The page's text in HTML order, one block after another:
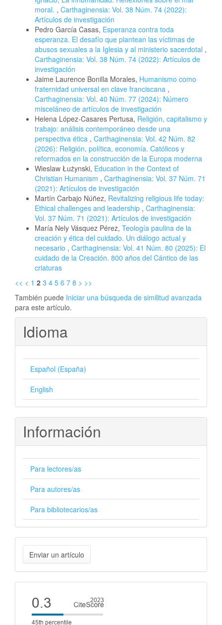
moral. , Carthaginensia: Vol. 38 Núm. 74 (2022):
Artículos de investigación
Pedro García Casas, Esperanza contra toda
esperanza. El desafío que plantean las víctimas de
abusos sexuales a la Iglesia y al ministerio sacerdotal ,
Carthaginensia: Vol. 38 Núm. 74 (2022): Artículos de
investigación
Jaime Laurence Bonilla Morales, Humanismo como
fraternidad universal en clave franciscana ,
Carthaginensia: Vol. 40 Núm. 77 (2024): Número
misceláneo de artículos de investigación
Helena López-Casares Pertusa, Religión, capitalismo y
trabajo: análisis contemporáneo desde una
perspectiva ética , Carthaginensia: Vol. 42 Núm. 82
(2026): Religión, política, economía. Católicos y
reformados en la construcción de la Europa moderna
Wieslaw Łużynski, Education in the Context of
Christian Humanism , Carthaginensia: Vol. 37 Núm. 71
(2021): Artículos de investigación
Martín Carbajo Núñez, Revitalizing religious life today:
Ethical challenges and leadership , Carthaginensia:
Vol. 37 Núm. 71 (2021): Artículos de investigación
María Nely Vásquez Pérez, Teología paulina de la
creación y ética del cuidado. Un diálogo actual y
necesario , Carthaginensia: Vol. 41 Núm. 80 (2025): El
cuidado de la Creación. 800 años del Cántico de las
criaturas
<< < 1 2 3 4 5 6 7 8 > >>
También puede Iniciar una búsqueda de similitud avanzada
para este artículo.
Idioma
Español (España)
English
Información
Para lectores/as
Para autores/as
Para bibliotecarios/as
Enviar
un
artículo
Enviar un artículo
Cite
score